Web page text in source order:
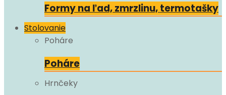
Formy na ľad, zmrzlinu, termotašky
Stolovanie
Poháre
Poháre
Hrnčeky